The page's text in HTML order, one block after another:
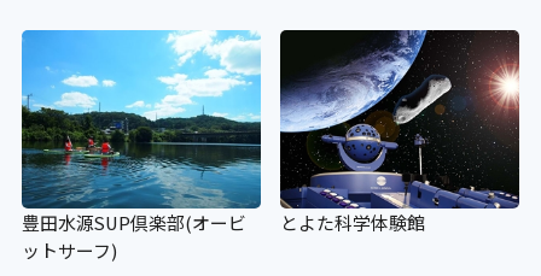
豊田水源SUP倶楽部(オービ
ットサーフ)
とよた科学体験館